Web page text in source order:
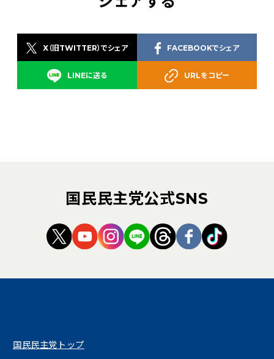
X（旧TWITTER）でシェア
LINEに送る
FACEBOOKでシェア
URLをコピー
国民民主党公式SNS
（新しいタブで開く）
（新しいタブで開く）
（新しいタブで開く）
（新しいタブで開く）
（新しいタブで開
（新しいタブ
（新しい
国民民主党トップ